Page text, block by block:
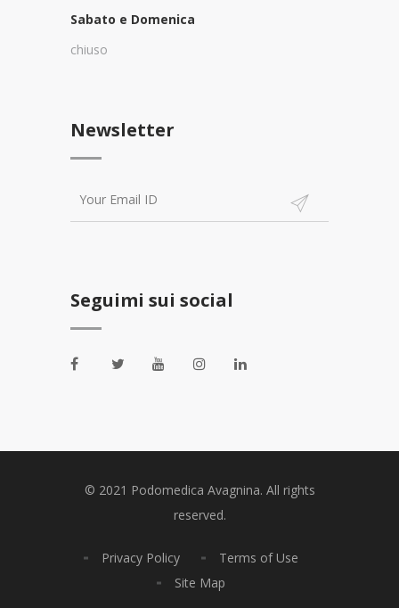
Sabato e Domenica
chiuso
Newsletter
Seguimi sui social
© 2021 Podomedica Avagnina. All rights
reserved.
Privacy Policy
Terms of Use
Site Map